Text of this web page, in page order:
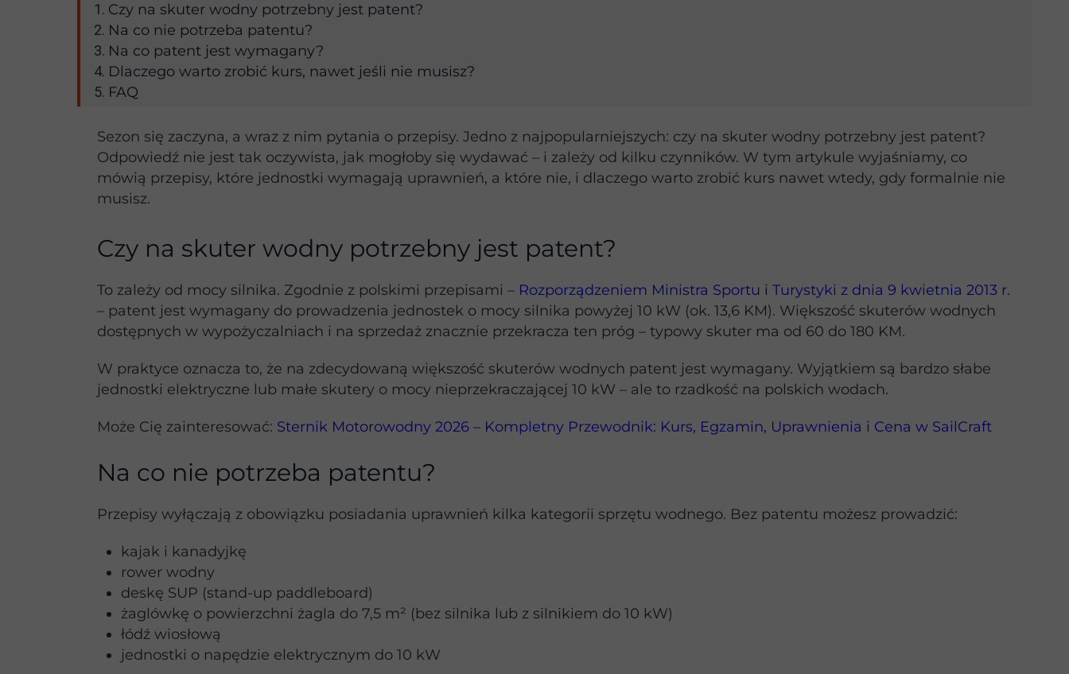
Sezon się zaczyna, a wraz z nim pytania o przepisy. Jedno z najpopularniejszych: czy na skuter wodny potrzebny jest patent?
Odpowiedź nie jest tak oczywista, jak mogłoby się wydawać – i zależy od kilku czynników. W tym artykule wyjaśniamy, co
mówią przepisy, które jednostki wymagają uprawnień, a które nie, i dlaczego warto zrobić kurs nawet wtedy, gdy formalnie nie
musisz.
Czy na skuter wodny potrzebny jest patent?
To zależy od mocy silnika. Zgodnie z polskimi przepisami – Rozporządzeniem Ministra Sportu i Turystyki z dnia 9 kwietnia 2013 r.
– patent jest wymagany do prowadzenia jednostek o mocy silnika powyżej 10 kW (ok. 13,6 KM). Większość skuterów wodnych
dostępnych w wypożyczalniach i na sprzedaż znacznie przekracza ten próg – typowy skuter ma od 60 do 180 KM.
W praktyce oznacza to, że na zdecydowaną większość skuterów wodnych patent jest wymagany. Wyjątkiem są bardzo słabe
jednostki elektryczne lub małe skutery o mocy nieprzekraczającej 10 kW – ale to rzadkość na polskich wodach.
Może Cię zainteresować: Sternik Motorowodny 2026 – Kompletny Przewodnik: Kurs, Egzamin, Uprawnienia i Cena w SailCraft
Na co nie potrzeba patentu?
Przepisy wyłączają z obowiązku posiadania uprawnień kilka kategorii sprzętu wodnego. Bez patentu możesz prowadzić:
kajak i kanadyjkę
rower wodny
deskę SUP (stand-up paddleboard)
żaglówkę o powierzchni żagla do 7,5 m² (bez silnika lub z silnikiem do 10 kW)
łódź wiosłową
jednostki o napędzie elektrycznym do 10 kW
Czy na skuter wodny potrzebny jest patent?
Na co nie potrzeba patentu?
Na co patent jest wymagany?
Dlaczego warto zrobić kurs, nawet jeśli nie musisz?
FAQ